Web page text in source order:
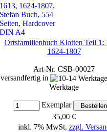
Ortsfamilienbuch Klotten Teil 1:
1624-1807
Art-Nr. CSB-00027
versandfertig in
Werktage
Exemplar
35,00 €
inkl. 7% MwSt, zzgl.